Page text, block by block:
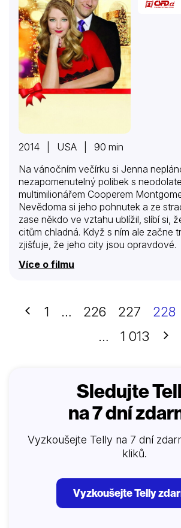
2014 | USA | 90 min
Na vánočním večírku si Jenna
nezapomenutelný polibek s
multimilionářem Cooperem
Nevědoma si jeho pohnutek a ze
zase někdo ve vztahu ublížil, slíbí si,
citům chladná. Když s ním ale začne
zjišťuje, že jeho city jsou opravdové.
Více o filmu
Předchozí
1 … 226 227 228
…
1 013 Další
Sledujte
na 7 dní
Vyzkoušejte Telly na 7 dní
kliků.
Vyzkoušejte Telly